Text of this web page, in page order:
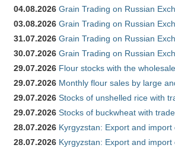
04.08.2026 Grain Trading on Russian
03.08.2026 Grain Trading on Russian
31.07.2026 Grain Trading on Russian
30.07.2026 Grain Trading on Russian
29.07.2026 Flour stocks with the
29.07.2026 Monthly flour sales by large
29.07.2026 Stocks of unshelled rice with
29.07.2026 Stocks of buckwheat with
28.07.2026 Kyrgyzstan: Export and
28.07.2026 Kyrgyzstan: Export and